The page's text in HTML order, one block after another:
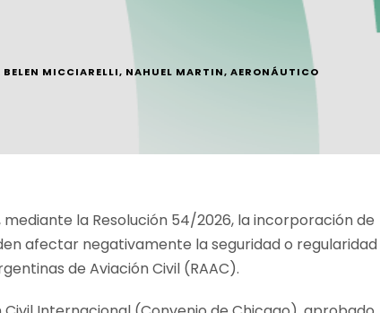
BELEN MICCIARELLI, NAHUEL MARTIN, AERONÁUTICO
la Resolución 54/2026, la incorporación de
afectar negativamente la seguridad o regularidad
de Aviación Civil (RAAC).